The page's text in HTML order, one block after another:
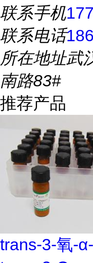
联系手机
联系电话
所在地址武
南路83#
推荐产品
trans-3-氧-